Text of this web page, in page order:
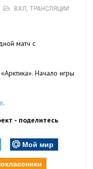
ВХЛ , ТРАНСЛЯЦИИ
матч с
Начало игры
.
- поделитесь
Мой мир